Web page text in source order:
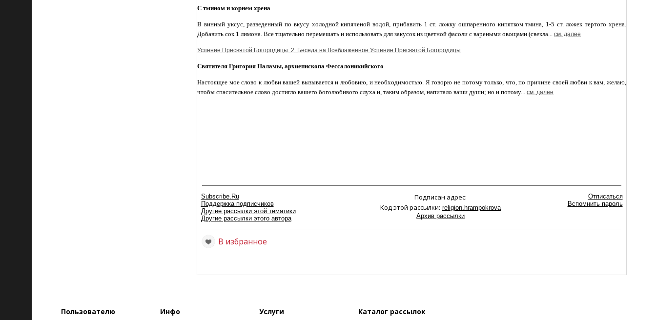
С тмином и корнем хрена
В винный уксус, разведенный по вкусу холодной кипяченой водой, прибавить 1 ст. ложку ошпаренного кипятком тмина, 1-5 ст. ложек тертого хрена.
Добавить сок 1 лимона. Все тщательно перемешать и использовать для закусок из цветной фасоли с вареными овощами (свекла...см. далее
Успение Пресвятой Богородицы: 2. Беседа на Всеблаженное Успение Пресвятой Богородицы
Святителя Григория Паламы, архиепископа Фессалоникийского
Настоящее мое слово к любви вашей вызывается и любовию, и необходимостью. Я говорю не потому только, что, по причине своей любви к вам, желаю,
чтобы спасительное слово достигло вашего боголюбивого слуха и, таким образом, напитало ваши души; но и потому...см. далее
Subscribe.Ru
Поддержка подписчиков
Другие рассылки этой тематики
Другие рассылки этого автора
Подписан адрес:
Код этой рассылки: religion.hrampokrova
Архив рассылки
Отписаться
Вспомнить пароль
В избранное
Пользователю Инфо Услуги Каталог рассылок